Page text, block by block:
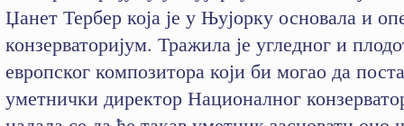
Џанет Тербер која је у Њујорку основала и
конзерваторијум. Тражила је угледног и
европског композитора који би могао да
уметнички директор Националног